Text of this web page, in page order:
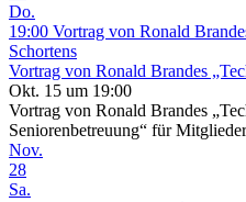
Do.
19:00 Vortrag von Ronald
Schortens
Vortrag von Ronald Brandes
Okt. 15 um 19:00
Vortrag von Ronald Brandes
Seniorenbetreuung“ für
Nov.
28
Sa.